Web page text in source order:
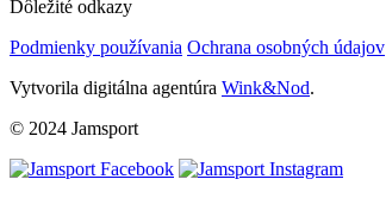
Dôležité odkazy
Podmienky používania Ochrana osobných údajov
Vytvorila digitálna agentúra Wink&Nod.
© 2024 Jamsport